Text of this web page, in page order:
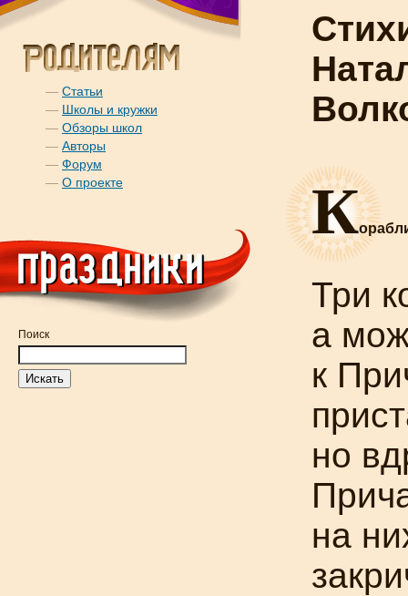
— Статьи
— Школы и кружки
— Обзоры школ
— Авторы
— Форум
— О проекте
Поиск
К
Три
а
к
но
на